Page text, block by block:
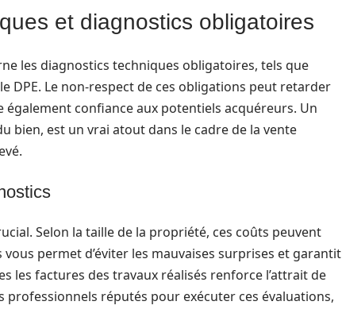
et diagnostics obligatoires
les diagnostics techniques obligatoires, tels que
DPE. Le non-respect de ces obligations peut retarder
confiance aux potentiels acquéreurs. Un
bien, est un vrai atout dans le cadre de la vente
Selon la taille de la propriété, ces coûts peuvent
permet d’éviter les mauvaises surprises et garantit
les factures des travaux réalisés renforce l’attrait de
professionnels réputés pour exécuter ces évaluations,